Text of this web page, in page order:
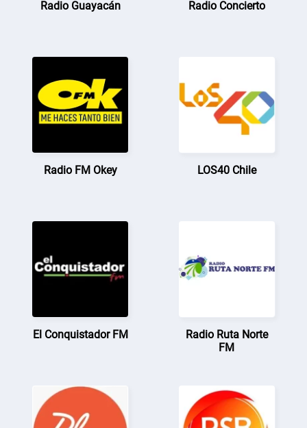
Radio Guayacán Radio Concierto
Radio FM Okey LOS40 Chile
El Conquistador FM
Radio Ruta Norte
FM